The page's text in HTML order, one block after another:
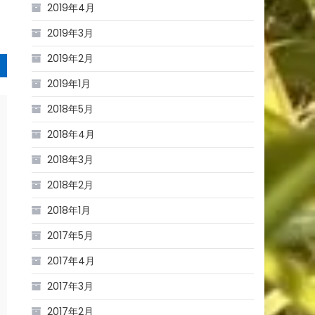
2019年4月
2019年3月
2019年2月
2019年1月
2018年5月
2018年4月
2018年3月
2018年2月
2018年1月
2017年5月
2017年4月
2017年3月
2017年2月